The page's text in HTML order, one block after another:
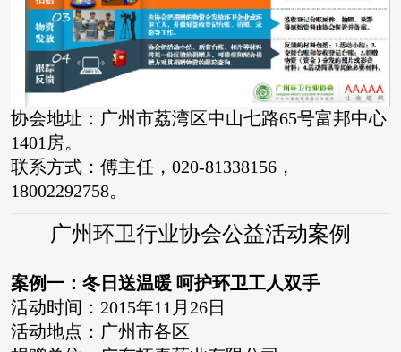
协会地址：广州市荔湾区中山七路65号富邦中心
1401房。
联系方式：傅主任，020-81338156，
18002292758。
广州环卫行业协会公益活动案例
案例一：冬日送温暖 呵护环卫工人双手
活动时间：2015年11月26日
活动地点：广州市各区